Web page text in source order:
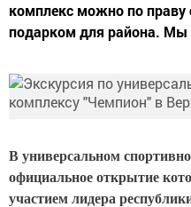
комплекс можно по праву
подарком для района.
В универсальном
официальное открытие
участием лидера